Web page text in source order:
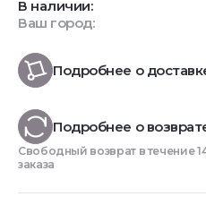
В наличии:
Ваш город:
Подробнее о
Подробнее о
Свободный возврат в течение
заказа